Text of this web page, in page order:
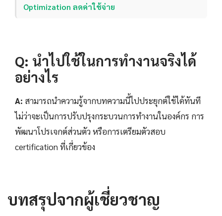
Optimization ลดค่าใช้จ่าย
Q: นำไปใช้ในการทำงานจริงได้
อย่างไร
A: สามารถนำความรู้จากบทความนี้ไปประยุกต์ใช้ได้ทันที
ไม่ว่าจะเป็นการปรับปรุงกระบวนการทำงานในองค์กร การ
พัฒนาโปรเจกต์ส่วนตัว หรือการเตรียมตัวสอบ
certification ที่เกี่ยวข้อง
บทสรุปจากผู้เชี่ยวชาญ